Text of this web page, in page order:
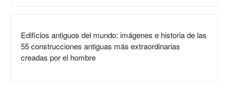
Edificios antiguos del mundo: imágenes e historia de las
55 construcciones antiguas más extraordinarias
creadas por el hombre